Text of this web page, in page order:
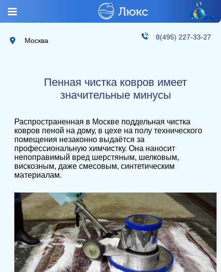
Москва 8(495) 227-33-27
Пенная чистка ковров имеет
значительные минусы
Распространенная в Москве поддельная чистка
ковров пеной на дому, в цехе на полу технического
помещения незаконно выдаётся за
профессиональную химчистку. Она наносит
непоправимый вред шерстяным, шелковым,
вискозным, даже смесовым, синтетическим
материалам.